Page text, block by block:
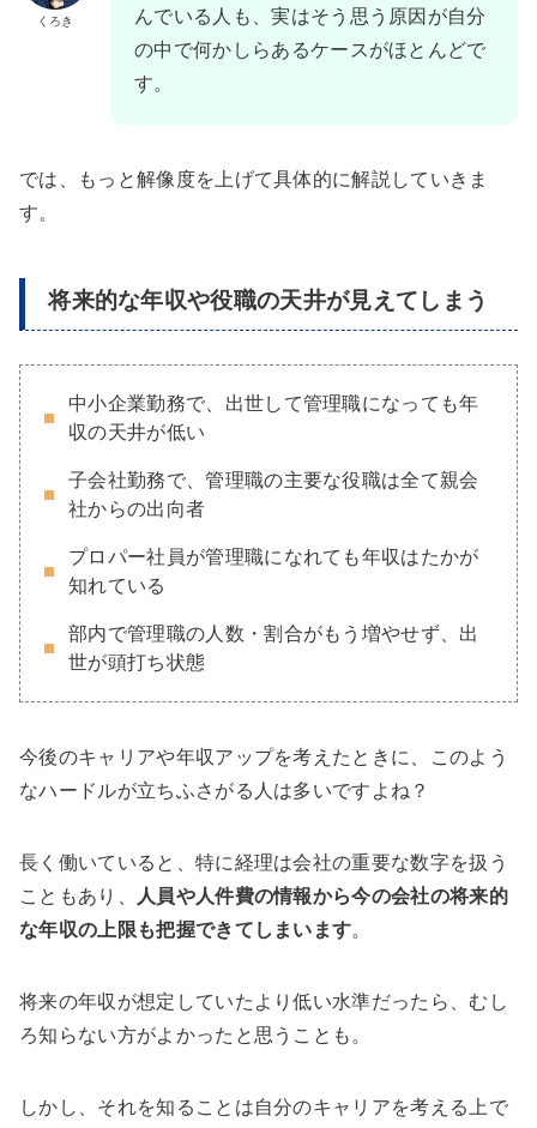
くろき
んでいる人も、実はそう思う原因が自分
の中で何かしらあるケースがほとんどで
す。
では、もっと解像度を上げて具体的に解説していきま
す。
将来的な年収や役職の天井が見えてしまう
中小企業勤務で、出世して管理職になっても年
収の天井が低い
子会社勤務で、管理職の主要な役職は全て親会
社からの出向者
プロパー社員が管理職になれても年収はたかが
知れている
部内で管理職の人数・割合がもう増やせず、出
世が頭打ち状態
今後のキャリアや年収アップを考えたときに、このよう
なハードルが立ちふさがる人は多いですよね？
長く働いていると、特に経理は会社の重要な数字を扱う
こともあり、
人員や人件費の情報から今の会社の将来的
な年収の上限も把握できてしまいます。
将来の年収が想定していたより低い水準だったら、むし
ろ知らない方がよかったと思うことも。
しかし、それを知ることは自分のキャリアを考える上で